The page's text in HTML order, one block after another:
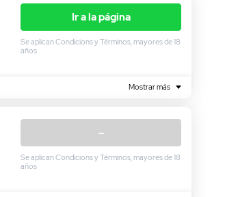
Ir a la página
Se aplican Condicions y Términos, mayores de 18
años
Mostrar más
–
Se aplican Condicions y Términos, mayores de 18
años